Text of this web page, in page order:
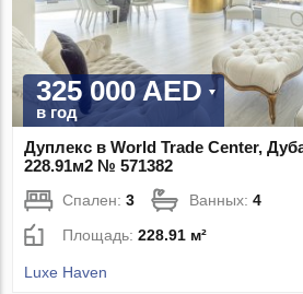
325 000 AED
в год
Дуплекс в World Trade Center,
228.91м2 № 571382
Спален:3 Ванных:4
Площадь:228.91 м²
Luxe Haven